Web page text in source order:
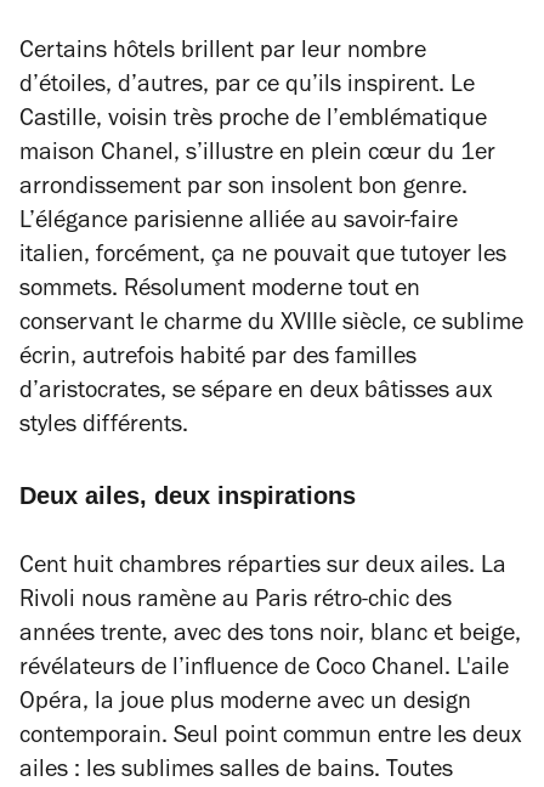
Certains hôtels brillent par leur nombre
d’étoiles, d’autres, par ce qu’ils inspirent. Le
Castille, voisin très proche de l’emblématique
maison Chanel, s’illustre en plein cœur du 1er
arrondissement par son insolent bon genre.
L’élégance parisienne alliée au savoir-faire
italien, forcément, ça ne pouvait que tutoyer les
sommets. Résolument moderne tout en
conservant le charme du XVIIIe siècle, ce sublime
écrin, autrefois habité par des familles
d’aristocrates, se sépare en deux bâtisses aux
styles différents.
Deux ailes, deux inspirations
Cent huit chambres réparties sur deux ailes. La
Rivoli nous ramène au Paris rétro-chic des
années trente, avec des tons noir, blanc et beige,
révélateurs de l’influence de Coco Chanel. L'aile
Opéra, la joue plus moderne avec un design
contemporain. Seul point commun entre les deux
ailes : les sublimes salles de bains. Toutes